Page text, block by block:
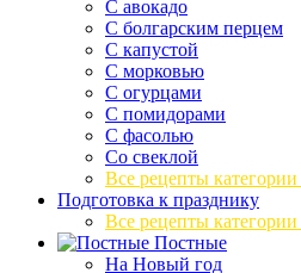
С авокадо
С болгарским перцем
С капустой
С морковью
С огурцами
С помидорами
С фасолью
Со свеклой
Все рецепты
Подготовка к празднику
Все рецепты
Постные
На Новый год